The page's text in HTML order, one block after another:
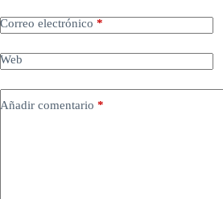
Correo electrónico *
Web
Añadir comentario *